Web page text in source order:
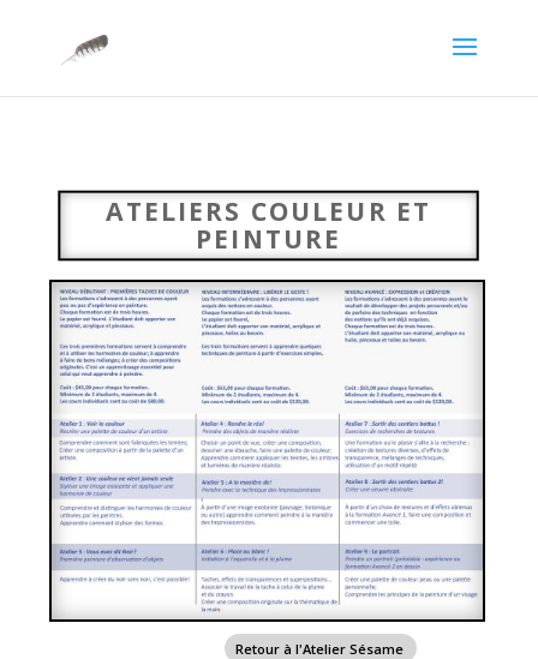
ATELIERS COULEUR ET
PEINTURE
Retour à l'Atelier Sésame